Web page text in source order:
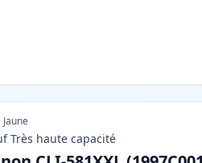
Jaune
Très haute capacité